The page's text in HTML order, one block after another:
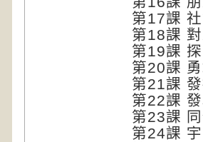
第17課
第18課
第19課
第20課
第21課
第22課
第23課
第24課